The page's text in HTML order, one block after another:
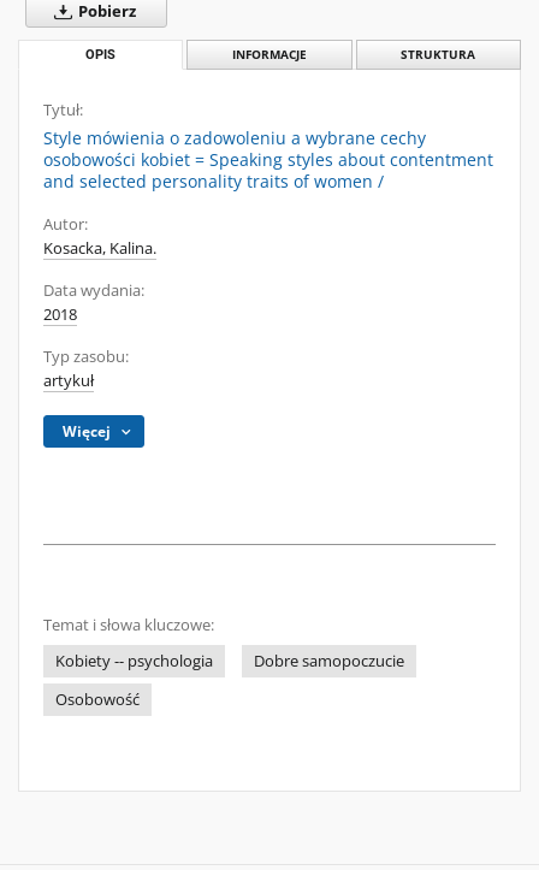
Pobierz
OPIS INFORMACJE STRUKTURA
Tytuł:
Style mówienia o zadowoleniu a wybrane cechy
osobowości kobiet = Speaking styles about contentment
and selected personality traits of women /
Autor:
Kosacka, Kalina.
Data wydania:
2018
Typ zasobu:
artykuł
Więcej
Temat i słowa kluczowe:
Kobiety -- psychologia
Dobre samopoczucie
Osobowość